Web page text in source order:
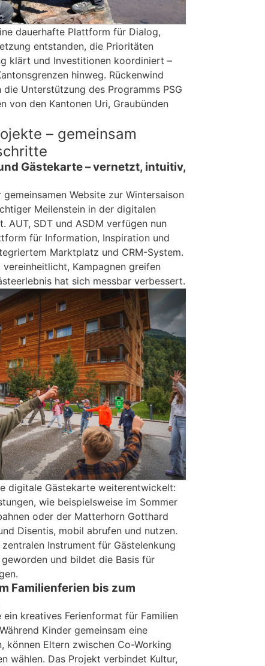
dauerhafte Plattform für Dialog,
entstanden, die Prioritäten
klärt und Investitionen koordiniert –
hinweg. Rückenwind
Unterstützung des Programms PSG
von den Kantonen Uri, Graubünden
– gemeinsam
Gästekarte – vernetzt, intuitiv,
Website zur Wintersaison
Meilenstein in der digitalen
AUT, SDT und ASDM verfügen nun
für Information, Inspiration und
Marktplatz und CRM-System.
Kampagnen greifen
hat sich messbar verbessert.
digitale Gästekarte weiterentwickelt:
wie beispielsweise im Sommer
oder der Matterhorn Gotthard
Disentis, mobil abrufen und nutzen.
Instrument für Gästelenkung
und bildet die Basis für
Familienferien bis zum
kreatives Ferienformat für Familien
Kinder gemeinsam eine
können Eltern zwischen Co-Working
wählen. Das Projekt verbindet Kultur,